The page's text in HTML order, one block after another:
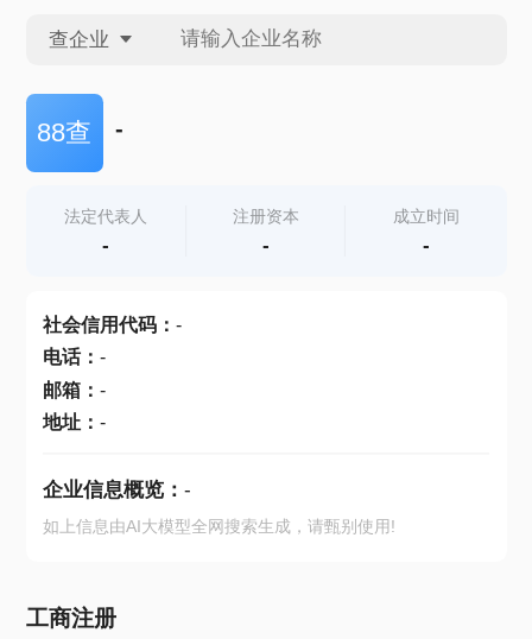
查企业
查企业
查产地
88查 -
法定代表人
-
注册资本
-
成立时间
-
社会信用代码： -
电话： -
邮箱： -
地址： -
企业信息概览： -
如上信息由AI大模型全网搜索生成，请甄别使用!
工商注册